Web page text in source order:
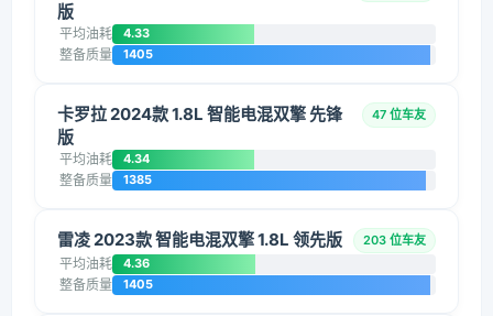
版
平均油耗 4.33
整备质量 1405
卡罗拉 2024款 1.8L 智能电混双擎 先锋
版
47 位车友
平均油耗 4.34
整备质量 1385
雷凌 2023款 智能电混双擎 1.8L 领先版 203 位车友
平均油耗 4.36
整备质量 1405